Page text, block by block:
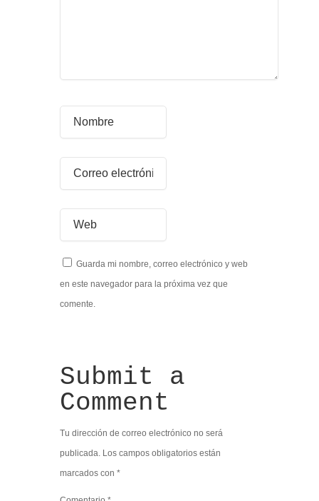
Guarda mi nombre, correo electrónico y web
en este navegador para la próxima vez que
comente.
Submit a
Comment
Tu dirección de correo electrónico no será
publicada. Los campos obligatorios están
marcados con *